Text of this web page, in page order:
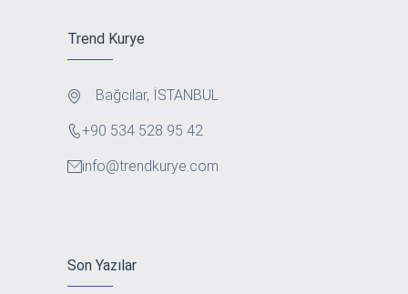
Trend Kurye
Bağcılar, İSTANBUL
+90 534 528 95 42
info@trendkurye.com
Son Yazılar